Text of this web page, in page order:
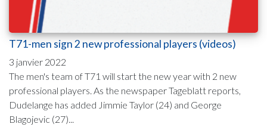
T71-men sign 2 new professional players (videos)
3 janvier 2022
The men's team of T71 will start the new year with 2 new
professional players. As the newspaper Tageblatt reports,
Dudelange has added Jimmie Taylor (24) and George
Blagojevic (27)...